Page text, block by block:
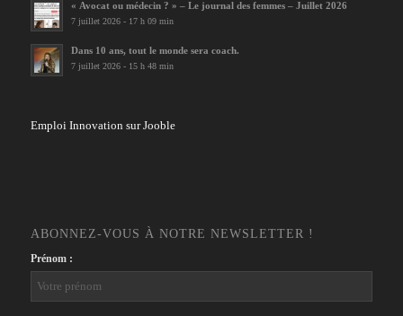
« Avocat ou médecin ? » – Le journal des femmes – Juillet 2026
7 juillet 2026 - 17 h 09 min
Dans 10 ans, tout le monde sera coach.
7 juillet 2026 - 15 h 48 min
Emploi Innovation sur Jooble
ABONNEZ-VOUS À NOTRE NEWSLETTER !
Prénom :